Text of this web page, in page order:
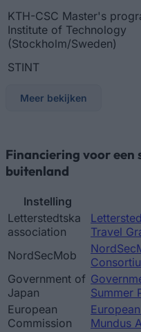
KTH-CSC Master's
Institute of Technology
(Stockholm/Sweden)
STINT
Meer bekijken
Financiering voor een
buitenland
Instelling
Letterstedtska
association
Travel
NordSecMob
Government of
Japan
Summer
European
Commission
Mundus